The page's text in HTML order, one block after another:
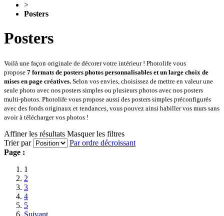
>
Posters
Posters
Voilà une façon originale de décorer votre intérieur ! Photolife vous
propose 7 formats de posters photos personnalisables et un large choix de
mises en page créatives. Selon vos envies, choisissez de mettre en valeur une
seule photo avec nos posters simples ou plusieurs photos avec nos posters
multi-photos. Photolife vous propose aussi des posters simples préconfigurés
avec des fonds originaux et tendances, vous pouvez ainsi habiller vos murs sans
avoir à télécharger vos photos !
Affiner les résultats Masquer les filtres
Trier par
Par ordre décroissant
Page :
1
2
3
4
5
Suivant